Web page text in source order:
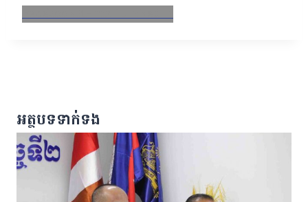
FacebookXEmailLinkedIn
អត្ថបទទាក់ទង